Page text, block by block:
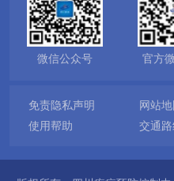
微信公众号 官方
免责隐私声明
网站地
使用帮助
交通路